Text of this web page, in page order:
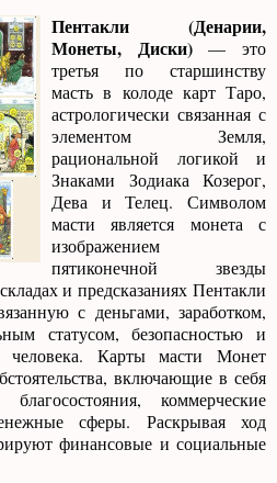
Пентакли (Денарии,
Монеты, Диски)— это
третья по старшинству
масть в колоде карт Таро,
астрологически связанная с
элементом Земля,
рациональной логикой и
Знаками Зодиака Козерог,
Дева и Телец. Символом
масти является монета с
изображением
пятиконечной звезды
и предсказаниях Пентакли
с деньгами, заработком,
статусом, безопасностью и
человека. Карты масти Монет
включающие в себя
коммерческие
сферы. Раскрывая ход
финансовые и социальные